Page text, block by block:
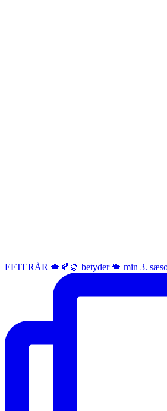
EFTERÅR 🍁🍂🥮 betyder 🍁 min 3.